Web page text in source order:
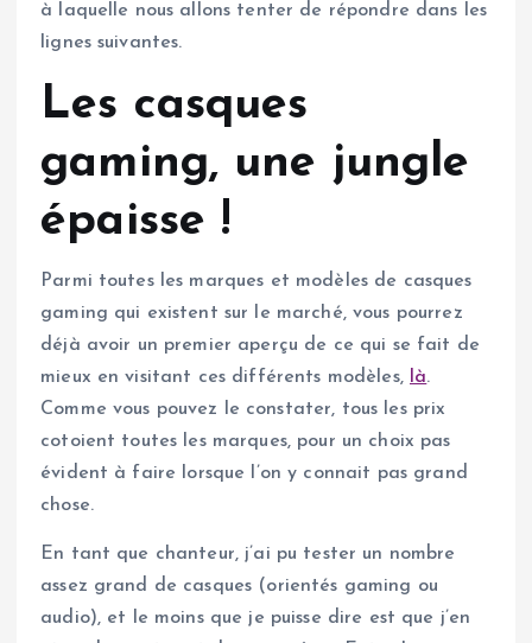
à laquelle nous allons tenter de répondre dans les
lignes suivantes.
Les casques
gaming, une jungle
épaisse !
Parmi toutes les marques et modèles de casques
gaming qui existent sur le marché, vous pourrez
déjà avoir un premier aperçu de ce qui se fait de
mieux en visitant ces différents modèles,
là.
Comme vous pouvez le constater, tous les prix
cotoient toutes les marques, pour un choix pas
évident à faire lorsque l’on y connait pas grand
chose.
En tant que chanteur, j’ai pu tester un nombre
assez grand de casques (orientés gaming ou
audio), et le moins que je puisse dire est que j’en